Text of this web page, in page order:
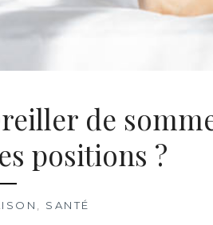
de
positions ?
SANTÉ